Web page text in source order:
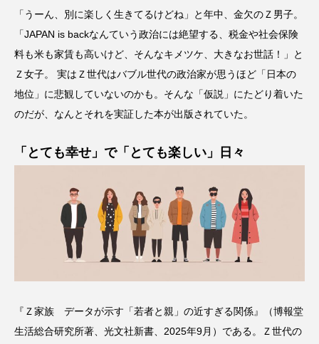
「うーん、別に楽しく生きてるけどね」と年中、金欠のＺ男子。
「JAPAN is backなんていう政治には絶望する、税金や社会保険
料も米も家賃も高いけど、そんなキメツケ、大きなお世話！」と
Ｚ女子。 実はＺ世代はバブル世代の政治家が思うほど「日本の
地位」に悲観していないのかも。そんな「仮説」にたどり着いた
のだが、なんとそれを実証した本が出版されていた。
「とても幸せ」で「とても楽しい」日々
『Ｚ家族 データが示す「若者と親」の近すぎる関係』（博報堂
生活総合研究所著、光文社新書、2025年9月）である。Ｚ世代の